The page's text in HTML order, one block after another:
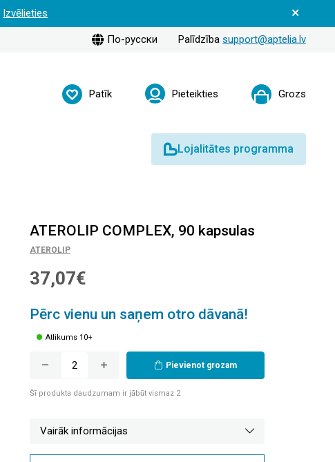
Izvēlieties
По-русски Palīdzība support@aptelia.lv
Patīk Pieteikties Grozs
Lojalitātes programma
ATEROLIP COMPLEX, 90 kapsulas
ATEROLIP
37,07€
Pērc vienu un saņem otro dāvanā!
Atlikums 10+
Pievienot grozam
Šī produkta daudzumam ir jābūt vismaz 2
Vairāk informācijas